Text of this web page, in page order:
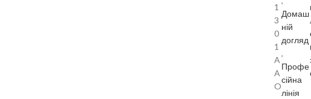
1
3
0
1
A
A
O
Домаш
ній
догляд
Профе
сійна
лінія